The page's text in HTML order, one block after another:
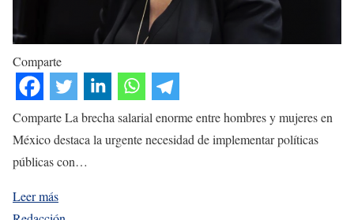
Comparte
Comparte La brecha salarial enorme entre hombres y mujeres en
México destaca la urgente necesidad de implementar políticas
públicas con…
Leer más